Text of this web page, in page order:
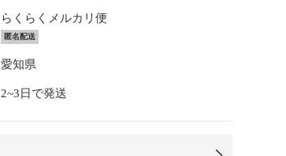
らくらくメルカリ便
匿名配送
愛知県
2~3日で発送